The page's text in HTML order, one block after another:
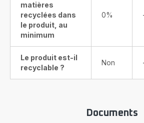
matières
recyclées dans
le produit, au
minimum
0%
Le produit est-il
recyclable ?
Non
Documents